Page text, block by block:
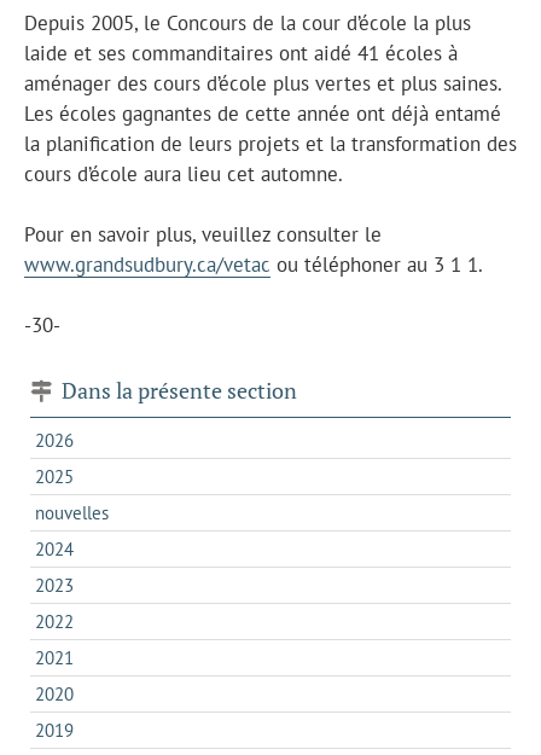
Depuis 2005, le Concours de la cour d’école la plus
laide et ses commanditaires ont aidé 41 écoles à
aménager des cours d’école plus vertes et plus saines.
Les écoles gagnantes de cette année ont déjà entamé
la planification de leurs projets et la transformation des
cours d’école aura lieu cet automne.
Pour en savoir plus, veuillez consulter le
www.grandsudbury.ca/vetac ou téléphoner au 3 1 1.
-30-
Dans la présente section
2026
2025
nouvelles
2024
2023
2022
2021
2020
2019